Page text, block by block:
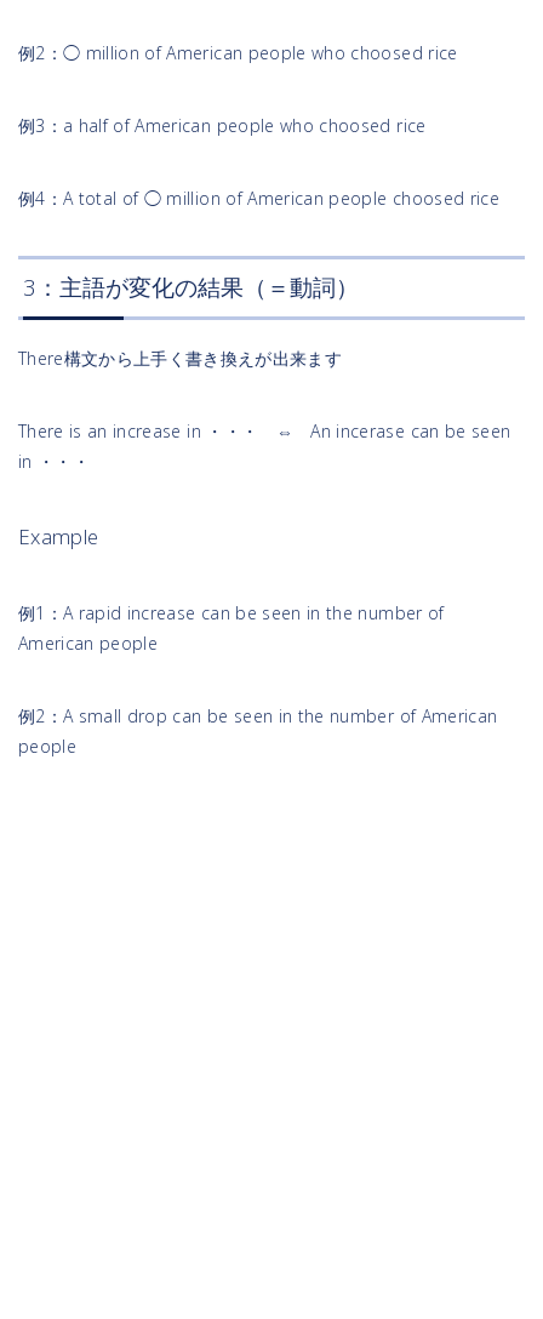
例2：◯ million of American people who choosed rice
例3：a half of American people who choosed rice
例4：A total of ◯ million of American people choosed rice
3：主語が変化の結果（＝動詞）
There構文から上手く書き換えが出来ます
There is an increase in ・・・ ⇔ An incerase can be seen
in ・・・
Example
例1：A rapid increase can be seen in the number of
American people
例2：A small drop can be seen in the number of American
people